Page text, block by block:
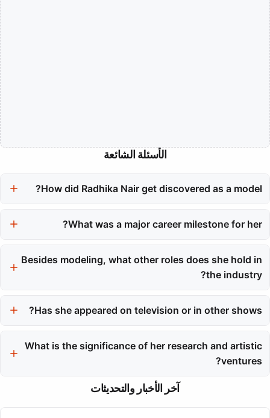
الأسئلة الشائعة
How did Radhika Nair get discovered as a model?
pivotal move to Mumbai to pursue modeling full-time.
What was a major career milestone for her?
significant breakthrough, instantly elevating her profile on the
global fashion stage.
Besides modeling, what other roles does she hold in
the industry?
her versatility behind the camera and in creative direction.
Has she appeared on television or in other shows?
appearances in various TV and show formats, blending fashion
with broader media.
What is the significance of her research and artistic
ventures?
This work highlights her deep engagement with fashion as an
art form, moving beyond the runway to explore its cultural and
آخر الأخبار والتحديثات